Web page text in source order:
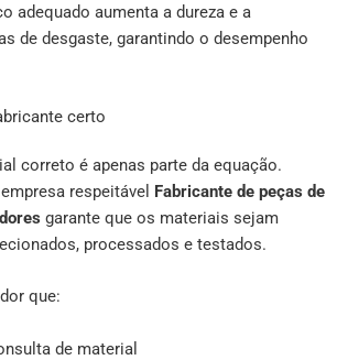
adequado aumenta a dureza e a
de desgaste, garantindo o desempenho
certo
correto é apenas parte da equação.
respeitável Fabricante de peças de
garante que os materiais sejam
processados e testados.
que:
de material